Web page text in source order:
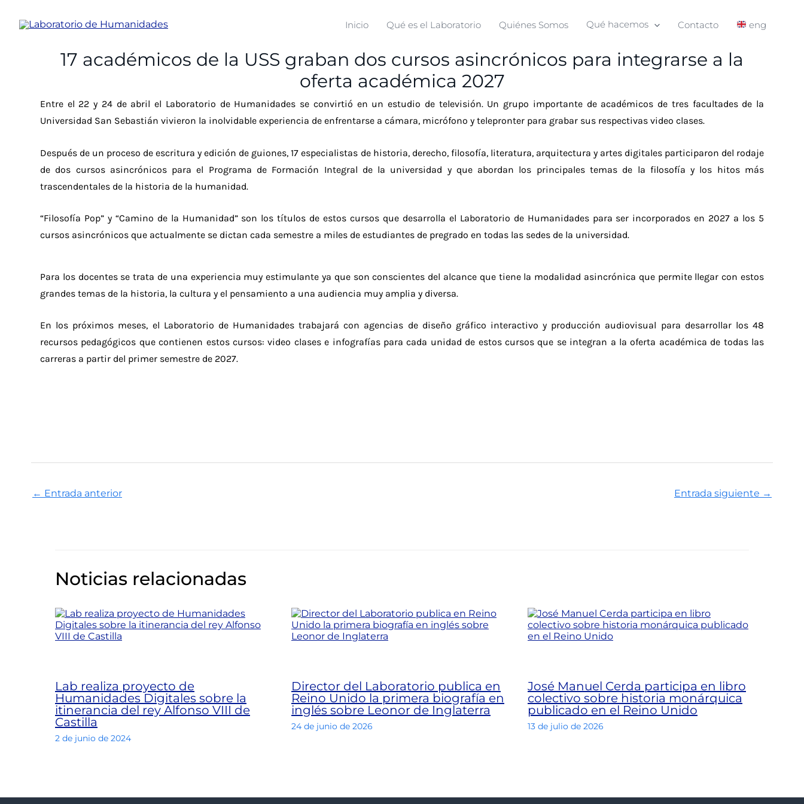
contenido
Inicio Qué es el Laboratorio Quiénes Somos Qué hacemos Contacto eng
17 académicos de la USS graban dos cursos asincrónicos para integrarse a la
oferta académica 2027
Entre el 22 y 24 de abril el Laboratorio de Humanidades se convirtió en un estudio de televisión. Un grupo importante de académicos de tres facultades de la
Universidad San Sebastián vivieron la inolvidable experiencia de enfrentarse a cámara, micrófono y telepronter para grabar sus respectivas video clases.
Después de un proceso de escritura y edición de guiones, 17 especialistas de historia, derecho, filosofía, literatura, arquitectura y artes digitales participaron del rodaje
de dos cursos asincrónicos para el Programa de Formación Integral de la universidad y que abordan los principales temas de la filosofía y los hitos más
trascendentales de la historia de la humanidad.
“Filosofía Pop” y “Camino de la Humanidad” son los títulos de estos cursos que desarrolla el Laboratorio de Humanidades para ser incorporados en 2027 a los 5
cursos asincrónicos que actualmente se dictan cada semestre a miles de estudiantes de pregrado en todas las sedes de la universidad.
Para los docentes se trata de una experiencia muy estimulante ya que son conscientes del alcance que tiene la modalidad asincrónica que permite llegar con estos
grandes temas de la historia, la cultura y el pensamiento a una audiencia muy amplia y diversa.
En los próximos meses, el Laboratorio de Humanidades trabajará con agencias de diseño gráfico interactivo y producción audiovisual para desarrollar los 48
recursos pedagógicos que contienen estos cursos: video clases e infografías para cada unidad de estos cursos que se integran a la oferta académica de todas las
carreras a partir del primer semestre de 2027.
← Entrada anterior Entrada siguiente →
Noticias relacionadas
Lab realiza proyecto de
Humanidades Digitales sobre la
itinerancia del rey Alfonso VIII de
Castilla
2 de junio de 2024
Director del Laboratorio publica en
Reino Unido la primera biografía en
inglés sobre Leonor de Inglaterra
24 de junio de 2026
José Manuel Cerda participa en libro
colectivo sobre historia monárquica
publicado en el Reino Unido
13 de julio de 2026